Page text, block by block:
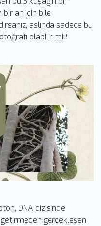
bir an için bile
aslında sadece bu
olabilir mi?
DNA dizisinde
gerçekleşen